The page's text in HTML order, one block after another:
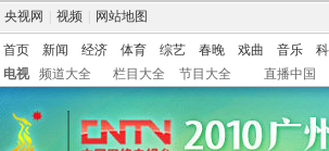
央视网 视频 网站地图
首页 新闻 经济 体育 综艺 春晚 戏曲 音乐
电视
频道大全 栏目大全 节目大全 直播中国